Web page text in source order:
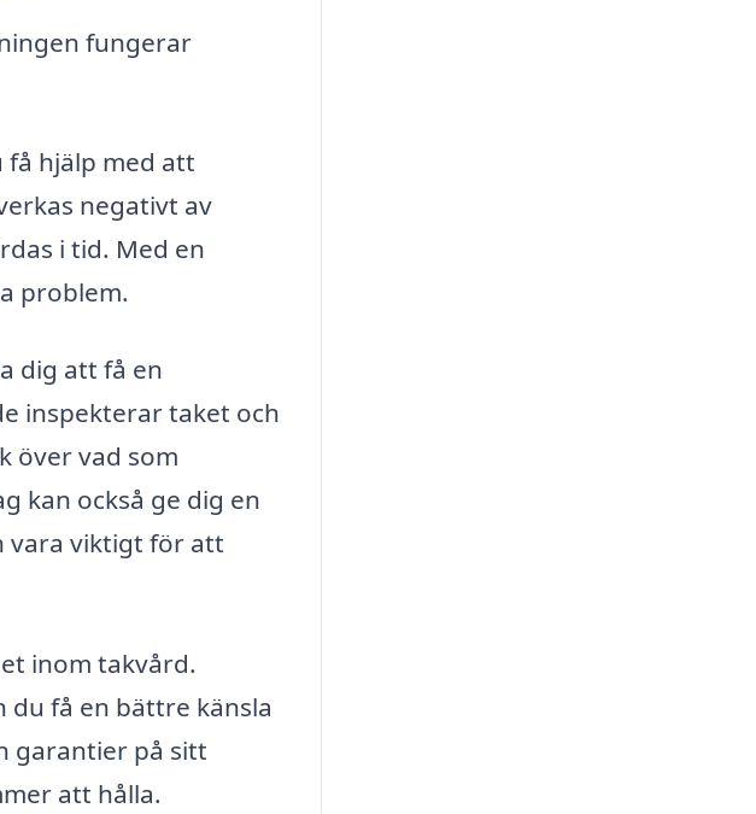
fungerar
hjälp med att
negativt av
i tid. Med en
problem.
dig att få en
inspekterar taket och
över vad som
kan också ge dig en
vara viktigt för att
inom takvård.
få en bättre känsla
garantier på sitt
att hålla.